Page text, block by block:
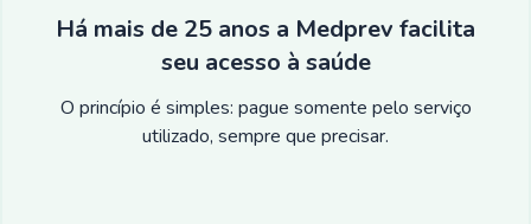
Há mais de 25 anos a Medprev facilita
seu acesso à saúde
O princípio é simples: pague somente pelo serviço
utilizado, sempre que precisar.